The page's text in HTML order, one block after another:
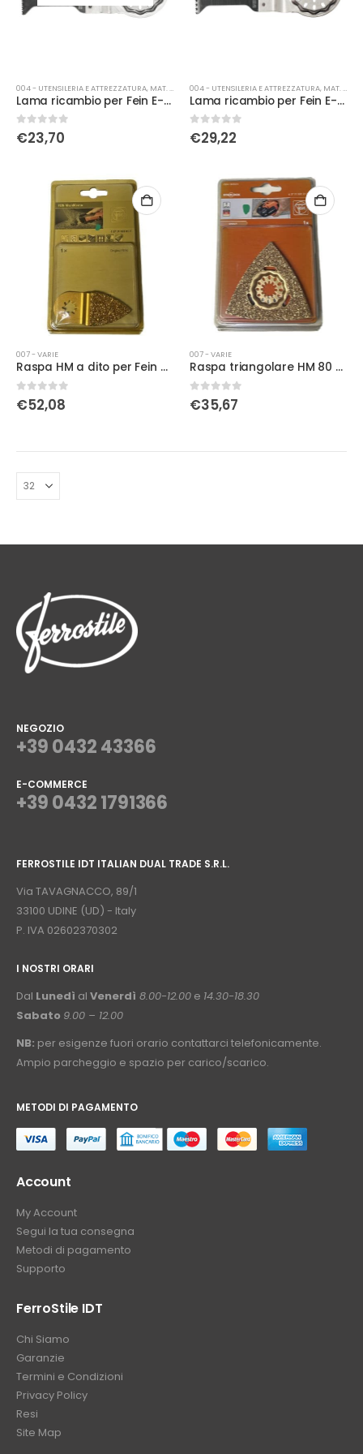
004 - UTENSILERIA E ATTREZZATURA, MAT. DI CONSUMO
Lama ricambio per Fein E-CUT longlife bim 50x35mm D.F. 63502160220
0Su 5
€23,70
004 - UTENSILERIA E ATTREZZATURA, MAT. DI CONSUMO
Lama ricambio per Fein E-CUT standard hcs 50x35mm D.F. 63502133240
0Su 5
€29,22
007 - VARIE
Raspa HM a dito per Fein Multimaster
0Su 5
€52,08
007 - VARIE
Raspa triangolare HM 80 Cx Fein Multimaster art. 6 37 31 001 21 0
0Su 5
€35,67
NEGOZIO
+39 0432 43366
E-COMMERCE
+39 0432 1791366
FERROSTILE IDT ITALIAN DUAL TRADE S.R.L.
Via TAVAGNACCO, 89/1
33100 UDINE (UD) - Italy
P. IVA 02602370302
I NOSTRI ORARI
Dal Lunedì al Venerdì 8.00-12.00 e 14.30-18.30
Sabato 9.00 – 12.00
NB: per esigenze fuori orario contattarci telefonicamente.
Ampio parcheggio e spazio per carico/scarico.
METODI DI PAGAMENTO
Account
My Account
Segui la tua consegna
Metodi di pagamento
Supporto
FerroStile IDT
Chi Siamo
Garanzie
Termini e Condizioni
Privacy Policy
Resi
Site Map